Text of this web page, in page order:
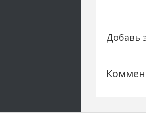
Добавь